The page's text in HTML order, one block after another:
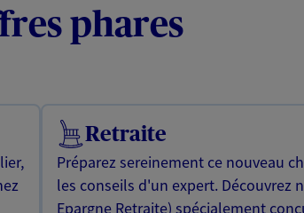
phares
Retraite
Préparez sereinement ce nouveau
les conseils d'un expert. Découvrez
Epargne Retraite) spécialement